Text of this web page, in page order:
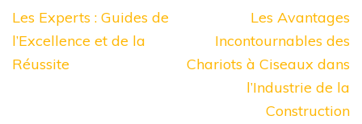
Navigation
de
l’article
Les Experts : Guides de
l’Excellence et de la
Réussite
Les Avantages
Incontournables des
Chariots à Ciseaux dans
l’Industrie de la
Construction